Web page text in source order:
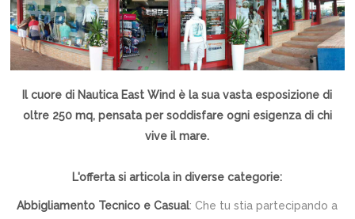
Il cuore di Nautica East Wind è la sua vasta esposizione di
oltre 250 mq, pensata per soddisfare ogni esigenza di chi
vive il mare.
L'offerta si articola in diverse categorie:
Abbigliamento Tecnico e Casual: Che tu stia partecipando a